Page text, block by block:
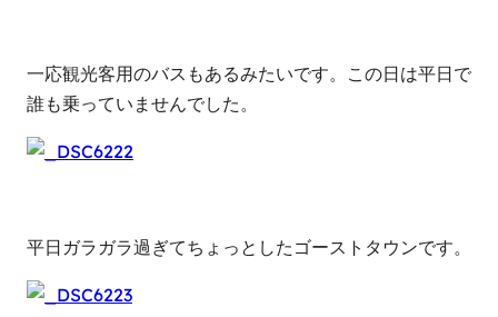
一応観光客用のバスもあるみたいです。この日は平日で
誰も乗っていませんでした。
平日ガラガラ過ぎてちょっとしたゴーストタウンです。